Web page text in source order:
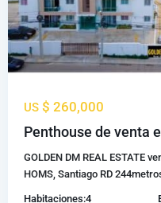
US $ 260,000
Penthouse de venta
GOLDEN DM REAL ESTATE
HOMS, Santiago RD
Habitaciones:4